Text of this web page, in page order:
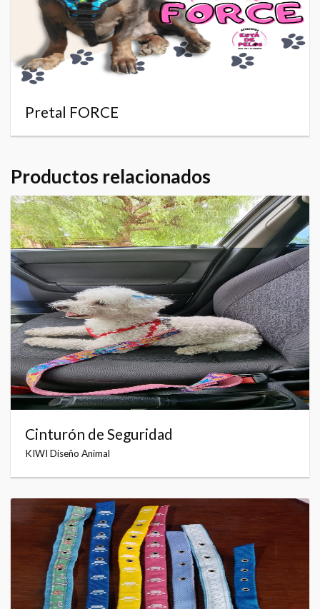
Pretal FORCE
Productos relacionados
Cinturón de Seguridad
KIWI Diseño Animal